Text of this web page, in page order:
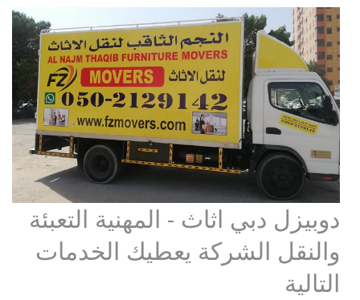
دوبيزل دبي اثاث - المهنية التعبئة
والنقل الشركة يعطيك الخدمات
التالية